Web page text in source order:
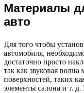
Материалы
авто
Для того чтобы
автомобиля,
достаточно просто
так как звуковая
поверхностей, таких
элементы салона и т.